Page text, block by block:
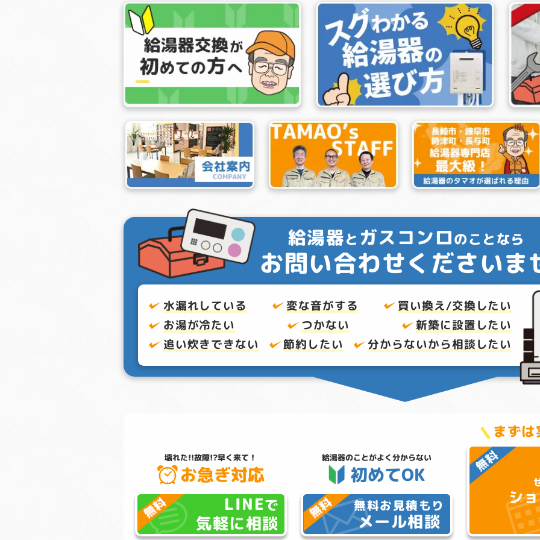
給湯器と ガスコンロのことなら
お問い合わせくださいま
水漏れしている 変な音がする
買い換え/交換したい
お湯が冷たい
つかない
新築に設置したい
追い炊きできない
節約したい 分からないから相談したい
まず
壊れた!!故障!?早く来て！
お急ぎ対応
LINEで
気軽に相談
給湯器のことがよく分からない
初めてOK
無料お見積もり
メール相談
シ